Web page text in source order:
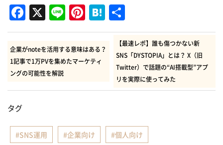
Facebook
X LinePinterest
Hatena
有
企業がnoteを活用する意味はある？
1記事で1万PVを集めたマーケティ
ングの可能性を解説
【最速レポ】誰も傷つかない新
SNS「DYSTOPIA」とは？ X（旧
Twitter）で話題の“AI搭載型”アプ
リを実際に使ってみた
タグ
SNS運用 企業向け 個人向け